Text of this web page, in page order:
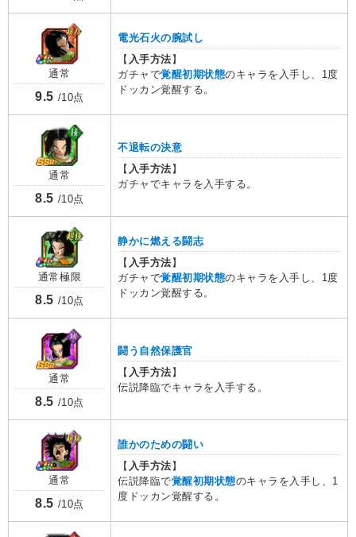
通常
9.5 /10点
電光石火の腕試し
【 入手方法 】
ガチャで覚醒初期状態のキャラを入手し、1度
ドッカン覚醒する。
通常
8.5 /10点
不退転の決意
【 入手方法 】
ガチャでキャラを入手する。
通常極限
8.5 /10点
静かに燃える闘志
【 入手方法 】
ガチャで覚醒初期状態のキャラを入手し、1度
ドッカン覚醒する。
通常
8.5 /10点
闘う自然保護官
【 入手方法 】
伝説降臨でキャラを入手する。
通常
8.5 /10点
誰かのための闘い
【 入手方法 】
伝説降臨で覚醒初期状態のキャラを入手し、1
度ドッカン覚醒する。